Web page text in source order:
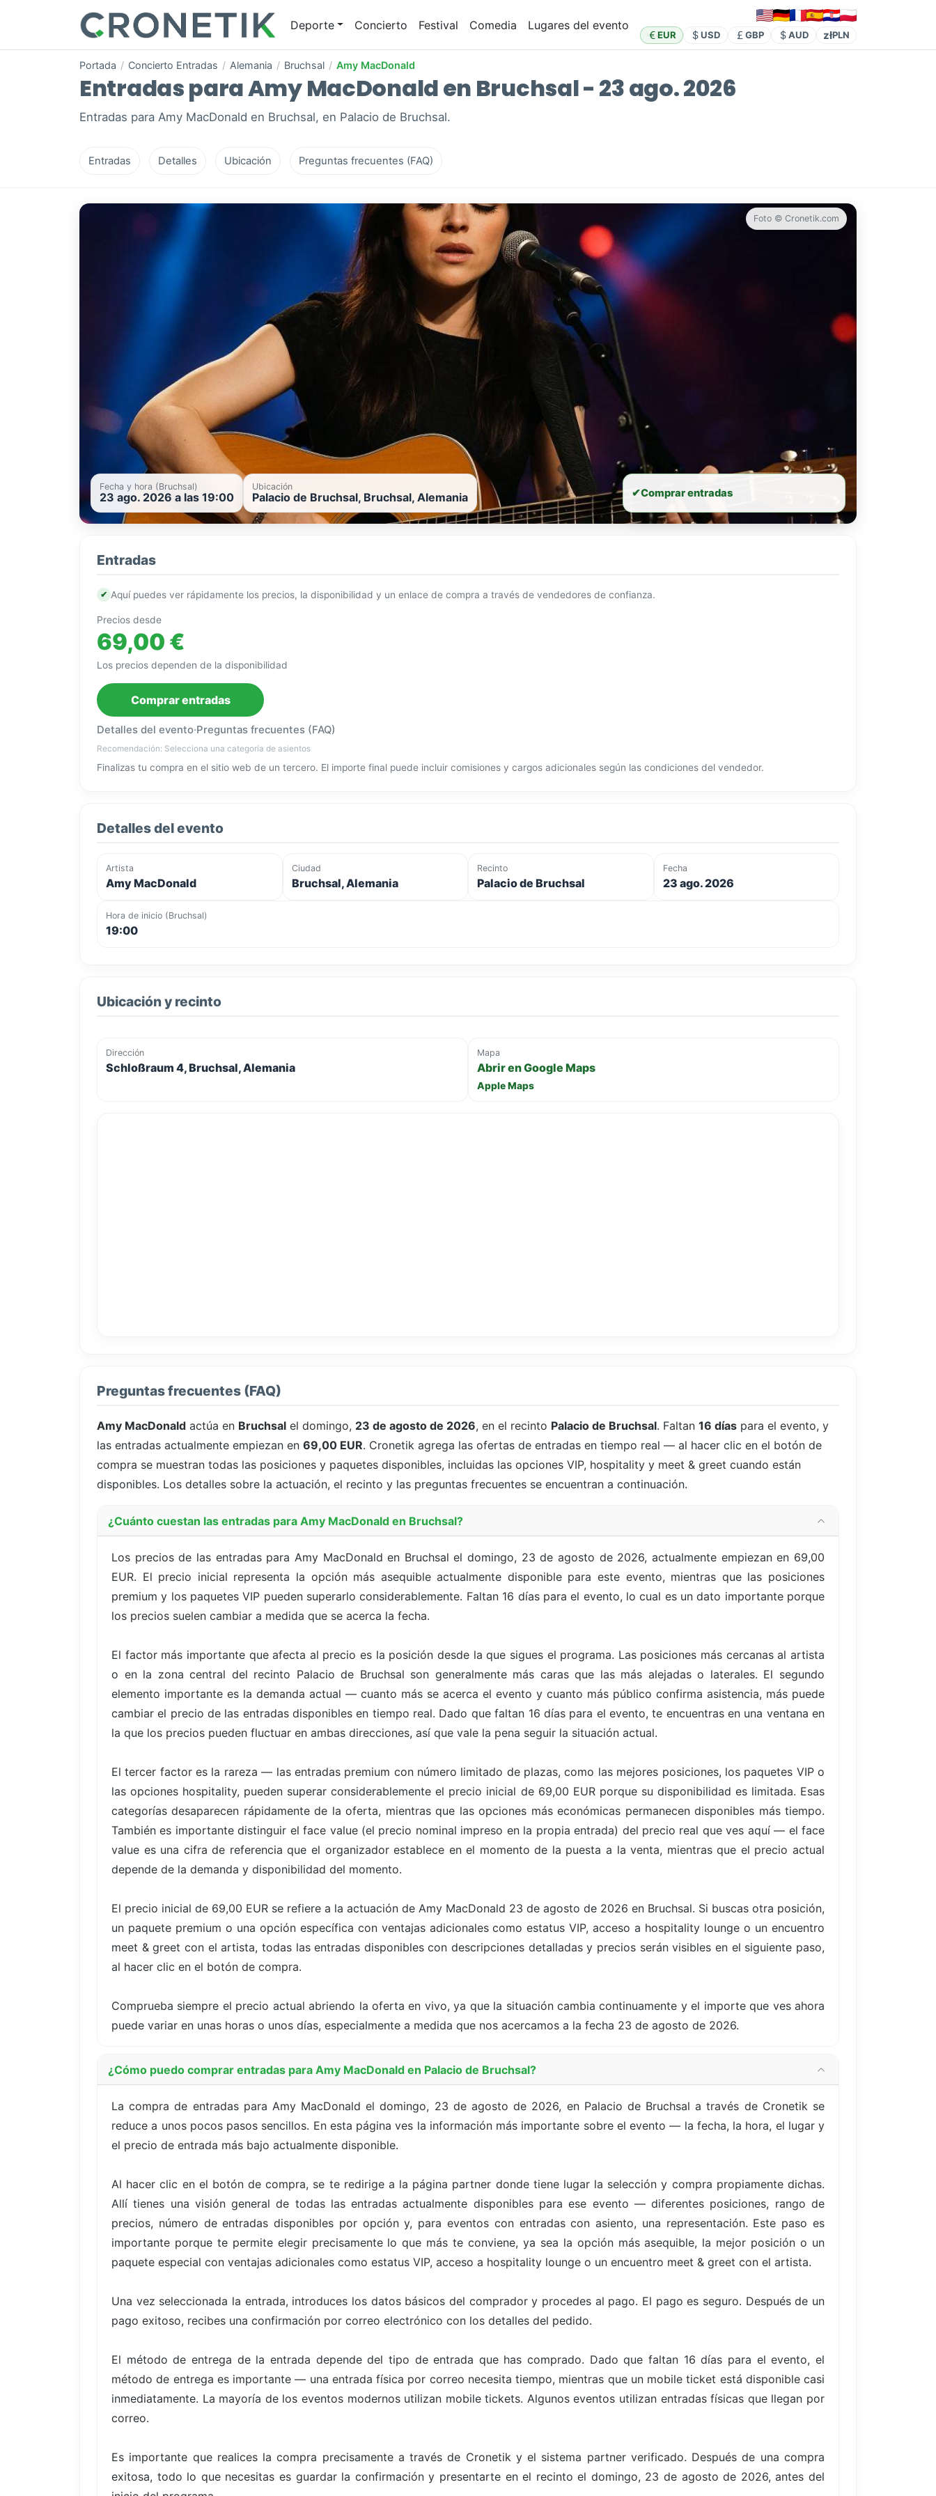
Deporte Concierto Festival Comedia Lugares del evento
EUR USD GBP AUD złPLN
Portada / Concierto Entradas / Alemania / Bruchsal / Amy MacDonald
Entradas para Amy MacDonald en Bruchsal - 23 ago. 2026
Entradas para Amy MacDonald en Bruchsal, en Palacio de Bruchsal.
Entradas Detalles Ubicación Preguntas frecuentes (FAQ)
Foto © Cronetik.com
Fecha y hora (Bruchsal)
23 ago. 2026 a las 19:00
Ubicación
Palacio de Bruchsal, Bruchsal, Alemania ✔Comprar entradas
Entradas
✔ Aquí puedes ver rápidamente los precios, la disponibilidad y un enlace de compra a través de vendedores de confianza.
Precios desde
69,00 €
Los precios dependen de la disponibilidad
Comprar entradas
Detalles del evento·Preguntas frecuentes (FAQ)
Recomendación: Selecciona una categoría de asientos
Finalizas tu compra en el sitio web de un tercero. El importe final puede incluir comisiones y cargos adicionales según las condiciones del vendedor.
Detalles del evento
Artista
Amy MacDonald
Ciudad
Bruchsal, Alemania
Recinto
Palacio de Bruchsal
Fecha
23 ago. 2026
Hora de inicio (Bruchsal)
19:00
Ubicación y recinto
Dirección
Schloßraum 4, Bruchsal, Alemania
Mapa
Abrir en Google Maps
Apple Maps
Preguntas frecuentes (FAQ)
Amy MacDonald actúa en Bruchsal el domingo, 23 de agosto de 2026, en el recinto Palacio de Bruchsal. Faltan 16 días para el evento, y
las entradas actualmente empiezan en 69,00 EUR. Cronetik agrega las ofertas de entradas en tiempo real — al hacer clic en el botón de
compra se muestran todas las posiciones y paquetes disponibles, incluidas las opciones VIP, hospitality y meet & greet cuando están
disponibles. Los detalles sobre la actuación, el recinto y las preguntas frecuentes se encuentran a continuación.
¿Cuánto cuestan las entradas para Amy MacDonald en Bruchsal?
Los precios de las entradas para Amy MacDonald en Bruchsal el domingo, 23 de agosto de 2026, actualmente empiezan en 69,00
EUR. El precio inicial representa la opción más asequible actualmente disponible para este evento, mientras que las posiciones
premium y los paquetes VIP pueden superarlo considerablemente. Faltan 16 días para el evento, lo cual es un dato importante porque
los precios suelen cambiar a medida que se acerca la fecha.
El factor más importante que afecta al precio es la posición desde la que sigues el programa. Las posiciones más cercanas al artista
o en la zona central del recinto Palacio de Bruchsal son generalmente más caras que las más alejadas o laterales. El segundo
elemento importante es la demanda actual — cuanto más se acerca el evento y cuanto más público confirma asistencia, más puede
cambiar el precio de las entradas disponibles en tiempo real. Dado que faltan 16 días para el evento, te encuentras en una ventana en
la que los precios pueden fluctuar en ambas direcciones, así que vale la pena seguir la situación actual.
El tercer factor es la rareza — las entradas premium con número limitado de plazas, como las mejores posiciones, los paquetes VIP o
las opciones hospitality, pueden superar considerablemente el precio inicial de 69,00 EUR porque su disponibilidad es limitada. Esas
categorías desaparecen rápidamente de la oferta, mientras que las opciones más económicas permanecen disponibles más tiempo.
También es importante distinguir el face value (el precio nominal impreso en la propia entrada) del precio real que ves aquí — el face
value es una cifra de referencia que el organizador establece en el momento de la puesta a la venta, mientras que el precio actual
depende de la demanda y disponibilidad del momento.
El precio inicial de 69,00 EUR se refiere a la actuación de Amy MacDonald 23 de agosto de 2026 en Bruchsal. Si buscas otra posición,
un paquete premium o una opción específica con ventajas adicionales como estatus VIP, acceso a hospitality lounge o un encuentro
meet & greet con el artista, todas las entradas disponibles con descripciones detalladas y precios serán visibles en el siguiente paso,
al hacer clic en el botón de compra.
Comprueba siempre el precio actual abriendo la oferta en vivo, ya que la situación cambia continuamente y el importe que ves ahora
puede variar en unas horas o unos días, especialmente a medida que nos acercamos a la fecha 23 de agosto de 2026.
¿Cómo puedo comprar entradas para Amy MacDonald en Palacio de Bruchsal?
La compra de entradas para Amy MacDonald el domingo, 23 de agosto de 2026, en Palacio de Bruchsal a través de Cronetik se
reduce a unos pocos pasos sencillos. En esta página ves la información más importante sobre el evento — la fecha, la hora, el lugar y
el precio de entrada más bajo actualmente disponible.
Al hacer clic en el botón de compra, se te redirige a la página partner donde tiene lugar la selección y compra propiamente dichas.
Allí tienes una visión general de todas las entradas actualmente disponibles para ese evento — diferentes posiciones, rango de
precios, número de entradas disponibles por opción y, para eventos con entradas con asiento, una representación. Este paso es
importante porque te permite elegir precisamente lo que más te conviene, ya sea la opción más asequible, la mejor posición o un
paquete especial con ventajas adicionales como estatus VIP, acceso a hospitality lounge o un encuentro meet & greet con el artista.
Una vez seleccionada la entrada, introduces los datos básicos del comprador y procedes al pago. El pago es seguro. Después de un
pago exitoso, recibes una confirmación por correo electrónico con los detalles del pedido.
El método de entrega de la entrada depende del tipo de entrada que has comprado. Dado que faltan 16 días para el evento, el
método de entrega es importante — una entrada física por correo necesita tiempo, mientras que un mobile ticket está disponible casi
inmediatamente. La mayoría de los eventos modernos utilizan mobile tickets. Algunos eventos utilizan entradas físicas que llegan por
correo.
Es importante que realices la compra precisamente a través de Cronetik y el sistema partner verificado. Después de una compra
exitosa, todo lo que necesitas es guardar la confirmación y presentarte en el recinto el domingo, 23 de agosto de 2026, antes del